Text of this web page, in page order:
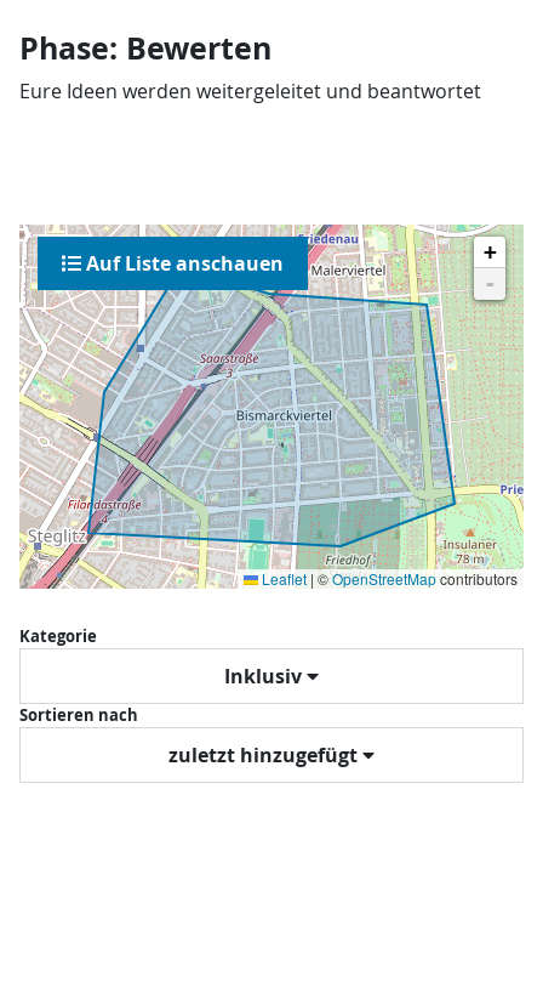
Phase: Bewerten
Eure Ideen werden weitergeleitet und beantwortet
Auf Liste anschauen
+
-
Leaflet | ©OpenStreetMapcontributors
Kategorie
Inklusiv
Sortieren nach
zuletzt hinzugefügt